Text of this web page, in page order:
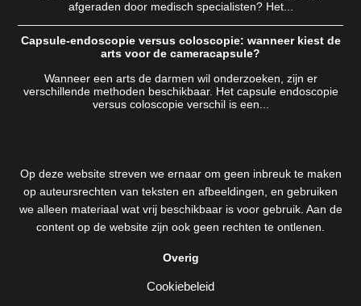
afgeraden door medisch specialisten? Het...
Capsule-endoscopie versus coloscopie: wanneer kiest de
arts voor de cameracapsule?
Wanneer een arts de darmen wil onderzoeken, zijn er
verschillende methoden beschikbaar. Het capsule endoscopie
versus coloscopie verschil is een...
Op deze website streven we ernaar om geen inbreuk te maken
op auteursrechten van teksten en afbeeldingen, en gebruiken
we alleen materiaal wat vrij beschikbaar is voor gebruik. Aan de
content op de website zijn ook geen rechten te ontlenen.
Overig
Cookiebeleid